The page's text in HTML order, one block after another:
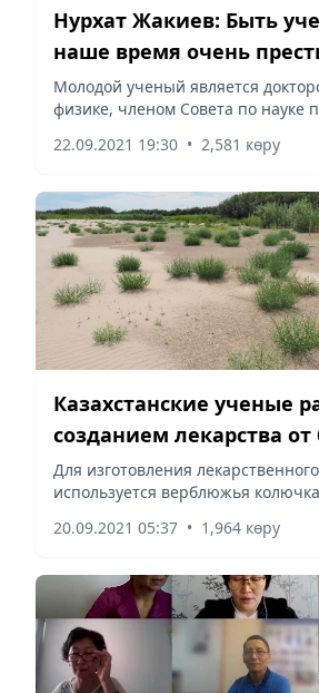
Нурхат Жакиев: Быть
наше время очень
Молодой ученый является
физике, членом Совета по науке
22.09.2021 19:30 • 2,581 көру
Казахстанские ученые
созданием лекарства от
Альцгеймера и
Для изготовления
используется верблюжья
20.09.2021 05:37 • 1,964 көру